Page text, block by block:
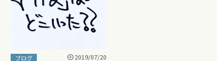
ブログ 2019/07/20